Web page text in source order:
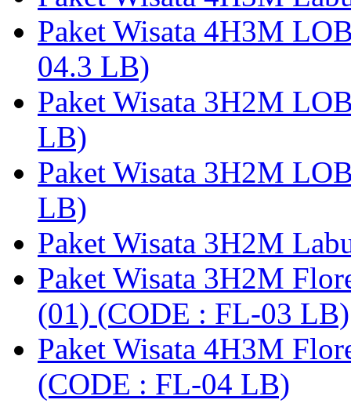
Paket Wisata 4H3M
04.3 LB)
Paket Wisata 3H2M
LB)
Paket Wisata 3H2M
LB)
Paket Wisata 3H2M
Paket Wisata 3H2M
(01) (CODE : FL-03 LB)
Paket Wisata 4H3M
(CODE : FL-04 LB)